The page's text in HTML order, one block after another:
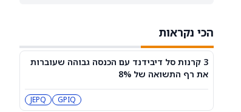
עסקת קורסור של ספייס אקס בשווי 60
מיליארד דולר עשויה להיסגר כבר בשבוע
הבא… אבל המותג Cursor עלול להיעלם
SPCX
PC:CURSO
הכי נקראות
3 קרנות סל דיבידנד עם הכנסה גבוהה שעוברות
את רף התשואה של 8%
GPIQ
JEPQ